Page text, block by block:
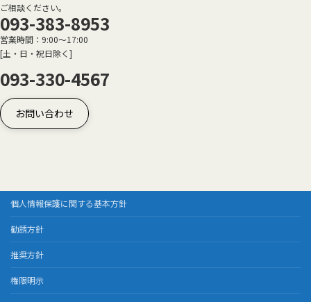
ご相談ください。
093-383-8953
営業時間：9:00～17:00
[土・日・祝日除く]
093-330-4567
お問い合わせ
個人情報保護に関する基本方針
勧誘方針
推奨方針
権限明示